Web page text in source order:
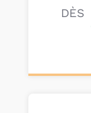
DÈS